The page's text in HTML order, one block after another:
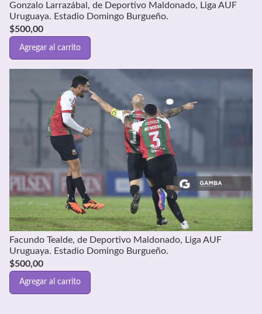
Gonzalo Larrazábal, de Deportivo Maldonado, Liga AUF
Uruguaya. Estadio Domingo Burgueño.
$500,00
Agregar al carrito
Facundo Tealde, de Deportivo Maldonado, Liga AUF
Uruguaya. Estadio Domingo Burgueño.
$500,00
Agregar al carrito